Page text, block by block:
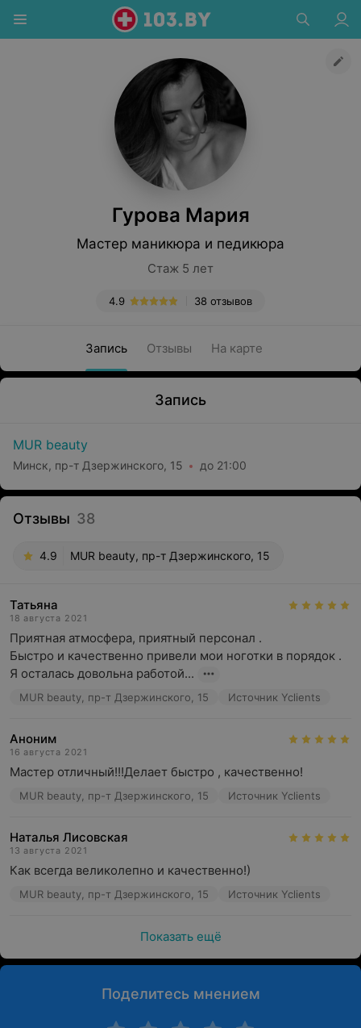
Гурова Мария
Мастер маникюра и педикюра
Стаж 5 лет
38 отзывов
4.9
Запись Отзывы На карте
Запись
MUR beauty
Минск, пр-т Дзержинского, 15 до 21:00
Отзывы 38
4.9 MUR beauty, пр-т Дзержинского, 15
Татьяна
18 августа 2021
Приятная атмосфера, приятный персонал .
Быстро и качественно привели мои ноготки в порядок .
Я осталась довольна работой...
MUR beauty, пр-т Дзержинского, 15 Источник Yclients
Аноним
16 августа 2021
Мастер отличный!!!Делает быстро , качественно!
MUR beauty, пр-т Дзержинского, 15 Источник Yclients
Наталья Лисовская
13 августа 2021
Как всегда великолепно и качественно!)
MUR beauty, пр-т Дзержинского, 15 Источник Yclients
Показать ещё
Поделитесь мнением